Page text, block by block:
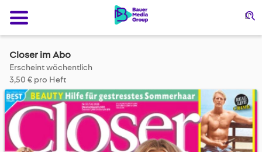
Closer im Abo
Erscheint wöchentlich
3,50 € pro Heft
Skip
to
the
end
of